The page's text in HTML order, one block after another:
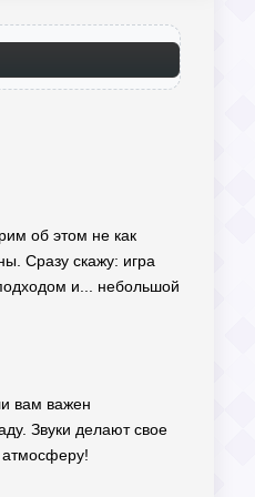
об этом не как
Сразу скажу: игра
и... небольшой
вам важен
Звуки делают свое
атмосферу!